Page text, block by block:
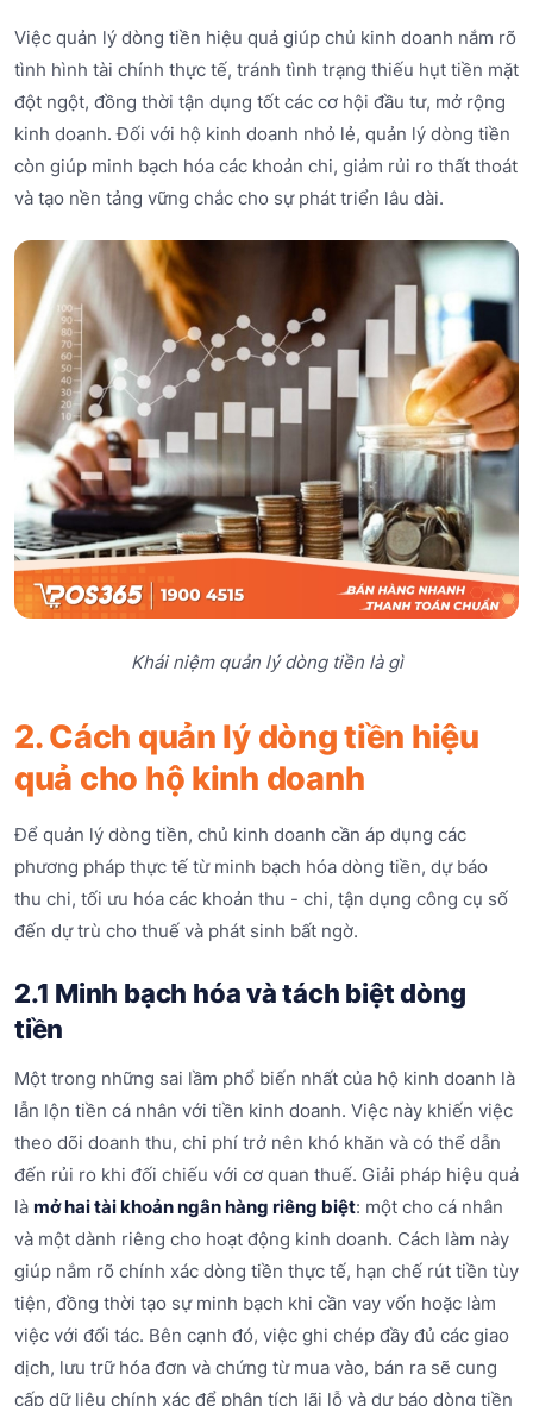
Việc quản lý dòng tiền hiệu quả giúp chủ kinh doanh nắm rõ
tình hình tài chính thực tế, tránh tình trạng thiếu hụt tiền mặt
đột ngột, đồng thời tận dụng tốt các cơ hội đầu tư, mở rộng
kinh doanh. Đối với hộ kinh doanh nhỏ lẻ, quản lý dòng tiền
còn giúp minh bạch hóa các khoản chi, giảm rủi ro thất thoát
và tạo nền tảng vững chắc cho sự phát triển lâu dài.
Khái niệm quản lý dòng tiền là gì
2. Cách quản lý dòng tiền hiệu
quả cho hộ kinh doanh
Để quản lý dòng tiền, chủ kinh doanh cần áp dụng các
phương pháp thực tế từ minh bạch hóa dòng tiền, dự báo
thu chi, tối ưu hóa các khoản thu - chi, tận dụng công cụ số
đến dự trù cho thuế và phát sinh bất ngờ.
2.1 Minh bạch hóa và tách biệt dòng
tiền
Một trong những sai lầm phổ biến nhất của hộ kinh doanh là
lẫn lộn tiền cá nhân với tiền kinh doanh. Việc này khiến việc
theo dõi doanh thu, chi phí trở nên khó khăn và có thể dẫn
đến rủi ro khi đối chiếu với cơ quan thuế. Giải pháp hiệu quả
là mở hai tài khoản ngân hàng riêng biệt: một cho cá nhân
và một dành riêng cho hoạt động kinh doanh. Cách làm này
giúp nắm rõ chính xác dòng tiền thực tế, hạn chế rút tiền tùy
tiện, đồng thời tạo sự minh bạch khi cần vay vốn hoặc làm
việc với đối tác. Bên cạnh đó, việc ghi chép đầy đủ các giao
dịch, lưu trữ hóa đơn và chứng từ mua vào, bán ra sẽ cung
cấp dữ liệu chính xác để phân tích lãi lỗ và dự báo dòng tiền